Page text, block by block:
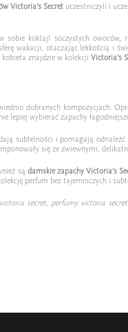
Victoria’s Secretuczestniczyli i
sobie koktajl soczystych owoców,
wakacji, otaczając lekkością i
kobieta znajdzie w kolekcjiVictoria’s
dobranych kompozycjach.
lepiej wybierać zapachy
subtelności i pomagają
się ze zwiewnymi,
są damskie zapachy Victoria’s
perfum bez tajemniczych i
secret, perfumy victoria